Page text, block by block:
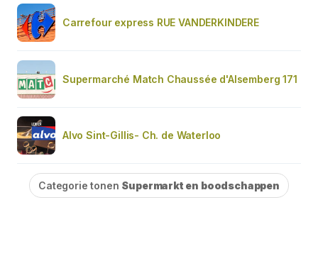
Carrefour express RUE VANDERKINDERE
Supermarché Match Chaussée d'Alsemberg 171
Alvo Sint-Gillis- Ch. de Waterloo
Categorie tonen Supermarkt en boodschappen